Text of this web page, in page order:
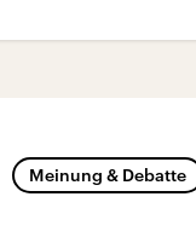
Meinung & Debatte